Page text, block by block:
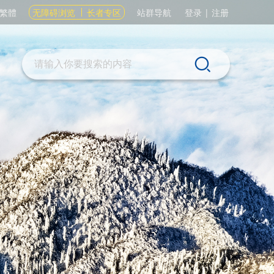
繁體 无障碍浏览 长者专区 站群导航 登录 | 注册